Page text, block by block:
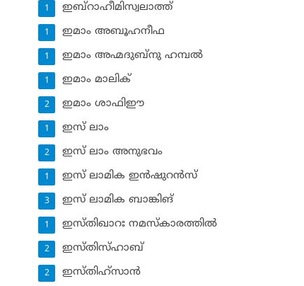
ഇബ്‌റാഹീമിസ്വലാത്ത്
1
ഇമാം അബൂഹനീഫ
1
ഇമാം അഹ്മദുബ്‌നു ഹമ്പല്‍
1
ഇമാം മാലിക്
1
ഇമാം ശാഫിഈ
2
ഇസ് ലാം
1
ഇസ് ലാം അനുഭവം
2
ഇസ് ലാമിക ഇന്‍ഷുറന്‍സ്‌
1
ഇസ് ലാമിക ബാങ്കിങ്‌
3
ഇസ്തിഖാറഃ നമസ്‌കാരത്തില്‍
1
ഇസ്തിസ്ഹാബ്
2
ഇസ്തിഹ്‌സാന്‍
2